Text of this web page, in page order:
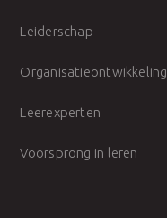
Leiderschap
Organisatieontwikkeling
Leerexperten
Voorsprong in leren